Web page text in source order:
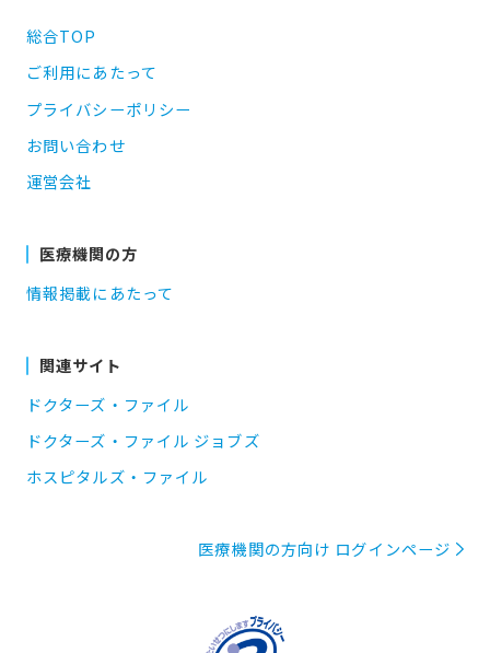
総合TOP
ご利用にあたって
プライバシーポリシー
お問い合わせ
運営会社
医療機関の方
情報掲載にあたって
関連サイト
ドクターズ・ファイル
ドクターズ・ファイル ジョブズ
ホスピタルズ・ファイル
医療機関の方向け ログインページ